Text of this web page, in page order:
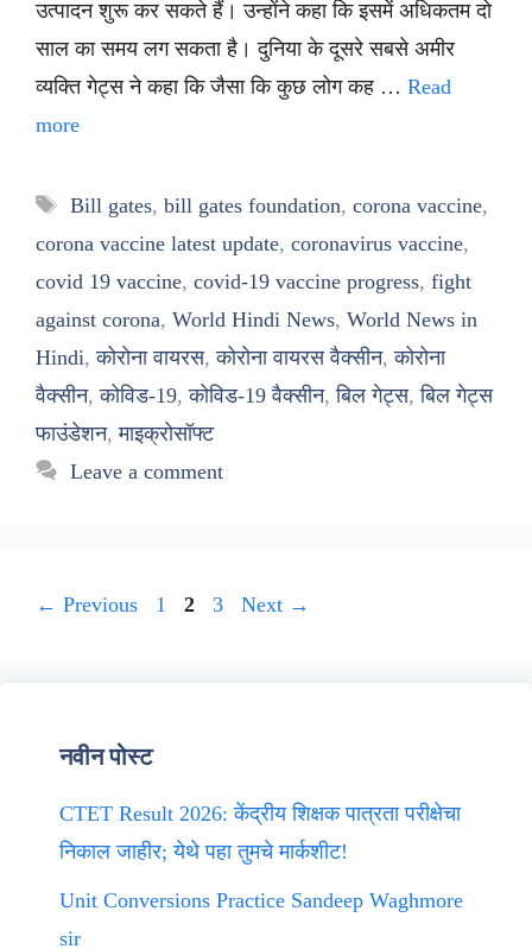
उत्पादन शुरू कर सकते हैं। उन्होंने कहा कि इसमें अधिकतम दो
साल का समय लग सकता है। दुनिया के दूसरे सबसे अमीर
व्यक्ति गेट्स ने कहा कि जैसा कि कुछ लोग कह … Read
more
Tags
Bill gates, bill gates foundation, corona vaccine,
corona vaccine latest update, coronavirus vaccine,
covid 19 vaccine, covid-19 vaccine progress, fight
against corona, World Hindi News, World News in
Hindi,कोरोना वायरस,कोरोना वायरस वैक्सीन,कोरोना
वैक्सीन,कोविड-19,कोविड-19 वैक्सीन,बिल गेट्स,बिल गेट्स
फाउंडेशन,माइक्रोसॉफ्ट
Leave a comment
← Previous Page
1 Page
2 Page
3 Next →
नवीन पोस्ट
CTET Result 2026: केंद्रीय शिक्षक पात्रता परीक्षेचा
निकाल जाहीर; येथे पहा तुमचे मार्कशीट!
Unit Conversions Practice Sandeep Waghmore
sir